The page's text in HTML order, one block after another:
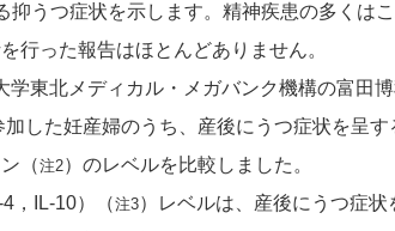
抑うつ症状を示します。精神疾患の多くは
行った報告はほとんどありません。
学東北メディカル・メガバンク機構の富田
加した妊産婦のうち、産後にうつ症状を呈
（注2）のレベルを比較しました。
，IL-10）（注3）レベルは、産後にうつ症